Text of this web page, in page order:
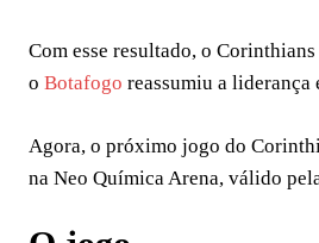
Com esse resultado, o
o Botafogo reassumiu a liderança
Agora, o próximo jogo do
na Neo Química Arena, válido